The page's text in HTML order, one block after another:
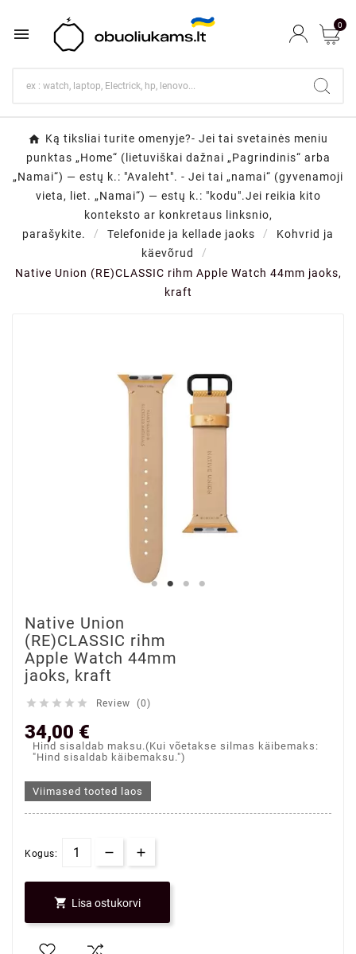
 0
Ką tiksliai turite omenyje?- Jei tai svetainės meniu
punktas „Home“ (lietuviškai dažnai „Pagrindinis“ arba
„Namai“) — estų k.: "Avaleht". - Jei tai „namai“ (gyvenamoji
vieta, liet. „Namai“) — estų k.: "kodu".Jei reikia kito
konteksto ar konkretaus linksnio,
parašykite.
Telefonide ja kellade jaoks
Kohvrid ja
käevõrud
Native Union (RE)CLASSIC rihm Apple Watch 44mm jaoks,
kraft
Native Union
(RE)CLASSIC rihm
Apple Watch 44mm
jaoks, kraft
     Review (0)
34,00 €
Hind sisaldab maksu.(Kui võetakse silmas käibemaks:
"Hind sisaldab käibemaksu.")
Viimased tooted laos
Kogus:
 Lisa ostukorvi